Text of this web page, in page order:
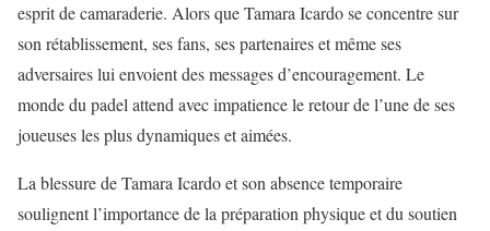
esprit de camaraderie. Alors que Tamara Icardo se concentre sur
son rétablissement, ses fans, ses partenaires et même ses
adversaires lui envoient des messages d’encouragement. Le
monde du padel attend avec impatience le retour de l’une de ses
joueuses les plus dynamiques et aimées.
La blessure de Tamara Icardo et son absence temporaire
soulignent l’importance de la préparation physique et du soutien